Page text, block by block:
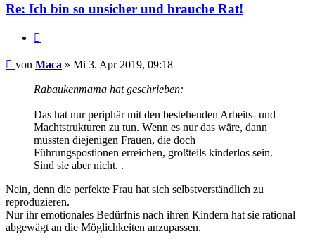
Re: Ich bin so unsicher und brauche Rat!
Beitrag
von Maca » Mi 3. Apr 2019, 09:18
Rabaukenmama hat geschrieben:
Das hat nur periphär mit den bestehenden Arbeits- und
Machtstrukturen zu tun. Wenn es nur das wäre, dann
müssten diejenigen Frauen, die doch
Führungspostionen erreichen, großteils kinderlos sein.
Sind sie aber nicht. .
Nein, denn die perfekte Frau hat sich selbstverständlich zu
reproduzieren.
Nur ihr emotionales Bedürfnis nach ihren Kindern hat sie rational
abgewägt an die Möglichkeiten anzupassen.